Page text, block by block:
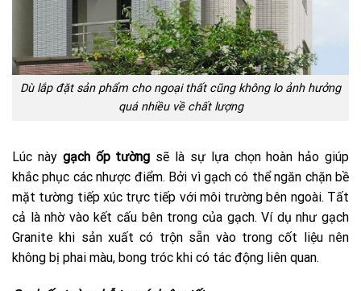
Dù lắp đặt sản phẩm cho ngoại thất cũng không lo ảnh hưởng
quá nhiều về chất lượng
Lúc này gạch ốp tường sẽ là sự lựa chọn hoàn hảo giúp
khắc phục các nhược điểm. Bởi vì gạch có thể ngăn chặn bề
mặt tường tiếp xúc trực tiếp với môi trường bên ngoài. Tất
cả là nhờ vào kết cấu bên trong của gạch. Ví dụ như gạch
Granite khi sản xuất có trộn sẵn vào trong cốt liệu nên
không bị phai màu, bong tróc khi có tác động liên quan.